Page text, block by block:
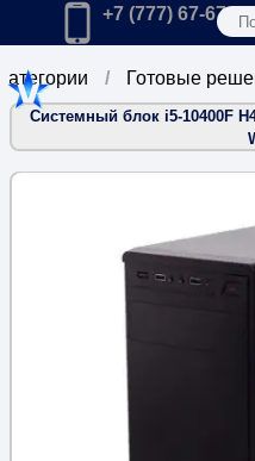
Главная
Позвонить в
+7 (777) 67-67-666
Готовые
Системный блок i5-10400F